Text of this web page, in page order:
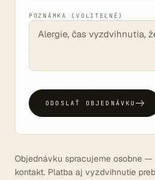
POZNÁMKA (VOLITEĽNÉ)
ODOSLAŤ OBJEDNÁVKU
Objednávku spracujeme osobne
kontakt. Platba aj vyzdvihnutie